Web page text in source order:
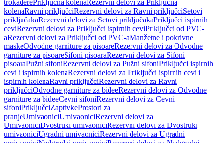
trokaderePriključna kolenaRezervni delovi za Priključna
kolenaRavni priključciRezervni delovi za Ravni priključciSetovi
priključakaRezervni delovi za Setovi priključakaPriključci ispirnih
ceviRezervni delovi za Priključci ispirnih ceviPriključci od PVC-
aRezervni delovi za Priključci od PVC-aManžetne i pokrivne
maskeOdvodne garniture za pisoareRezervni delovi za Odvodne
garniture za pisoareSifoni pisoaraRezervni delovi za Sifoni
pisoaraPužni sifoniRezervni delovi za Pužni sifoniPriključci ispirnih
cevi i ispirnih kolenaRezervni delovi za Priključci ispirnih cevi i
ispirnih kolenaRavni priključciRezervni delovi za Ravni
priključciOdvodne garniture za bideeRezervni delovi za Odvodne
garniture za bideeCevni sifoniRezervni delovi za Cevni
sifoniPriključciZaptivkeProstori za
pranjeUmivaoniciUmivaoniciRezervni delovi za
UmivaoniciDvostruki umivaoniciRezervni delovi za Dvostruki
umivaoniciUgradni umivaoniciRezervni delovi za Ugradni